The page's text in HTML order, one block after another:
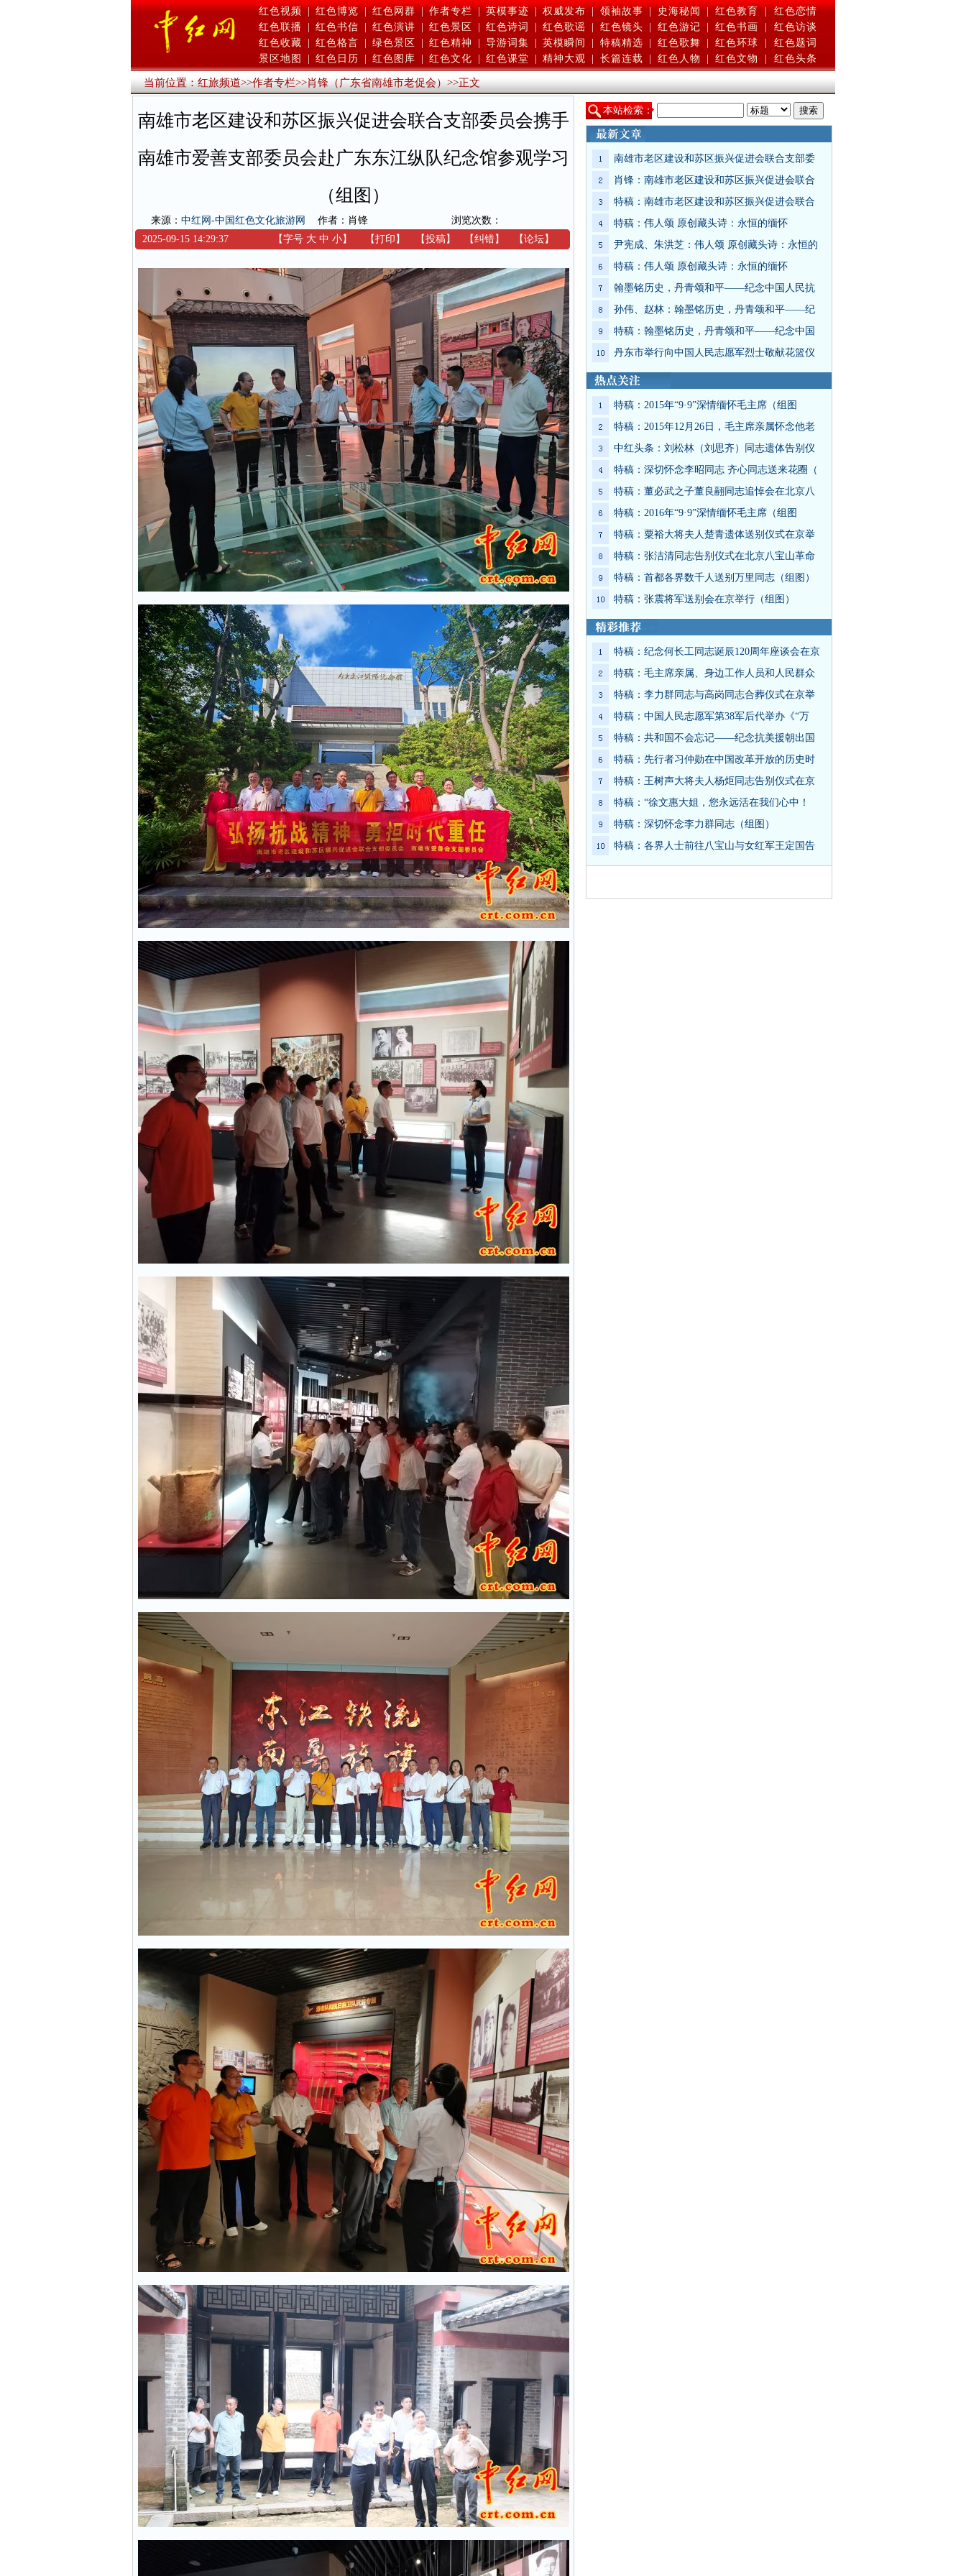
红色视频 | 红色博览 | 红色网群 | 作者专栏 | 英模事迹 | 权威发布 | 领袖故事 | 史海秘闻 | 红色教育 |
红色恋情
红色联播
红色书信 红色演讲 红色景区 红色诗词 红色歌谣 红色镜头 红色游记 红色书画
红色访谈
红色收藏
红色格言 绿色景区 红色精神 导游词集 英模瞬间 特稿精选 红色歌舞 红色环球
红色题词
景区地图
红色日历 红色图库 红色文化 红色课堂 精神大观 长篇连载 红色人物 红色文物 红色头条
当前位置：红旅频道>>作者专栏>>肖锋（广东省南雄市老促会）>>正文
南雄市老区建设和苏区振兴促进会联合支部委员会携手
南雄市爱善支部委员会赴广东东江纵队纪念馆参观学习
（组图）
来源： 中红网-中国红色文化旅游网 作者：肖锋
浏览次数：
2025-09-15 14:29:37
【字号 大 中 小】 【打印 】 【投稿】 【纠错】 【论坛】
本站检索：
南雄市老区建设和苏区振兴促进会联合支部委
肖锋：南雄市老区建设和苏区振兴促进会联合
特稿：南雄市老区建设和苏区振兴促进会联合
特稿：伟人颂 原创藏头诗：永恒的缅怀
尹宪成、朱洪芝：伟人颂 原创藏头诗：永恒的
特稿：伟人颂 原创藏头诗：永恒的缅怀
翰墨铭历史，丹青颂和平——纪念中国人民抗
孙伟、赵林：翰墨铭历史，丹青颂和平——纪
特稿：翰墨铭历史，丹青颂和平——纪念中国
丹东市举行向中国人民志愿军烈士敬献花篮仪
特稿：2015年“9·9”深情缅怀毛主席（组图
特稿：2015年12月26日，毛主席亲属怀念他老
中红头条：刘松林（刘思齐）同志遗体告别仪
特稿：深切怀念李昭同志 齐心同志送来花圈（
特稿：董必武之子董良翮同志追悼会在北京八
特稿：2016年“9·9”深情缅怀毛主席（组图
特稿：粟裕大将夫人楚青遗体送别仪式在京举
特稿：张洁清同志告别仪式在北京八宝山革命
特稿：首都各界数千人送别万里同志（组图）
特稿：张震将军送别会在京举行（组图）
特稿：纪念何长工同志诞辰120周年座谈会在京
特稿：毛主席亲属、身边工作人员和人民群众
特稿：李力群同志与高岗同志合葬仪式在京举
特稿：中国人民志愿军第38军后代举办《“万
特稿：共和国不会忘记——纪念抗美援朝出国
特稿：先行者习仲勋在中国改革开放的历史时
特稿：王树声大将夫人杨炬同志告别仪式在京
特稿：“徐文惠大姐，您永远活在我们心中！
特稿：深切怀念李力群同志（组图）
特稿：各界人士前往八宝山与女红军王定国告